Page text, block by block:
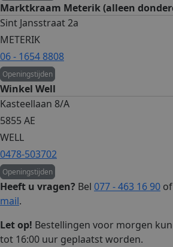
Marktkraam Meterik (alleen
Sint Jansstraat 2a
METERIK
06 - 1654 8808
Openingstijden
Winkel Well
Kasteellaan 8/A
5855 AE
WELL
0478-503702
Openingstijden
Heeft u vragen? Bel 077 - 463 16 90
mail.
Let op! Bestellingen voor morgen
tot 16:00 uur geplaatst worden.